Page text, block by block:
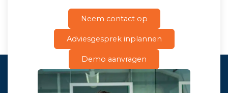
Neem contact op
Adviesgesprek inplannen
Demo aanvragen